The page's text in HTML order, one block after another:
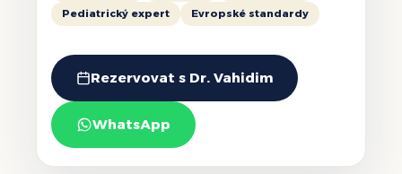
Pediatrický expert Evropské standardy
Rezervovat s Dr. Vahidim
WhatsApp